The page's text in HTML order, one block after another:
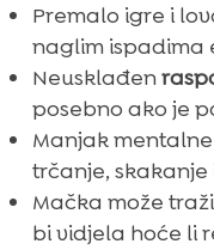
Premalo igre i
naglim ispadima
Neusklađen
posebno ako je
Manjak
trčanje,
Mačka može
bi vidjela hoće li